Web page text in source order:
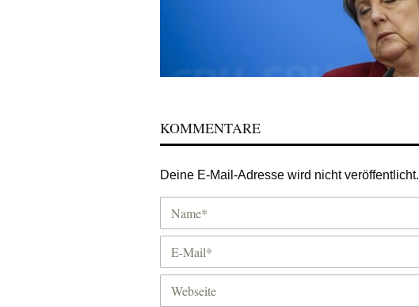
KOMMENTARE
Deine E-Mail-Adresse wird nicht veröffentlicht.